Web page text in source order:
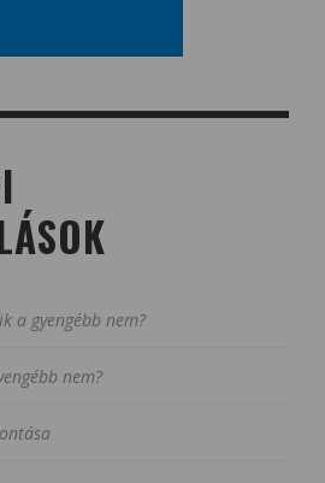
a gyengébb nem?
nem?